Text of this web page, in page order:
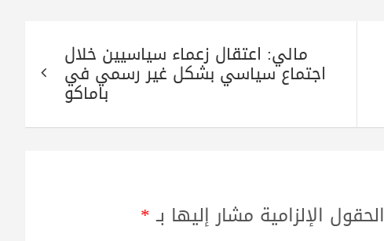
مالي: اعتقال زعماء سياسيين خلال
اجتماع سياسي بشكل غير رسمي في
باماكو
الحقول الإلزامية مشار إليها بـ*